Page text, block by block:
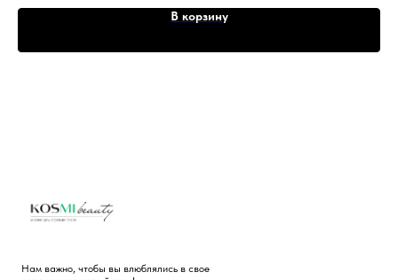
В корзину
Нам важно, чтобы вы влюблялись в свое